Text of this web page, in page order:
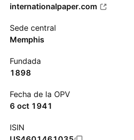
internationalpaper.com
Sede central
Memphis
Fundada
1898
Fecha de la OPV
6 oct 1941
ISIN